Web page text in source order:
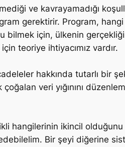
ve kavrayamadığı
gerektirir. Program,
için, ülkenin
teoriye ihtiyacımız vardır.
hakkında tutarlı bir
veri yığınını
hangilerinin ikincil
Bir şeyi diğerine